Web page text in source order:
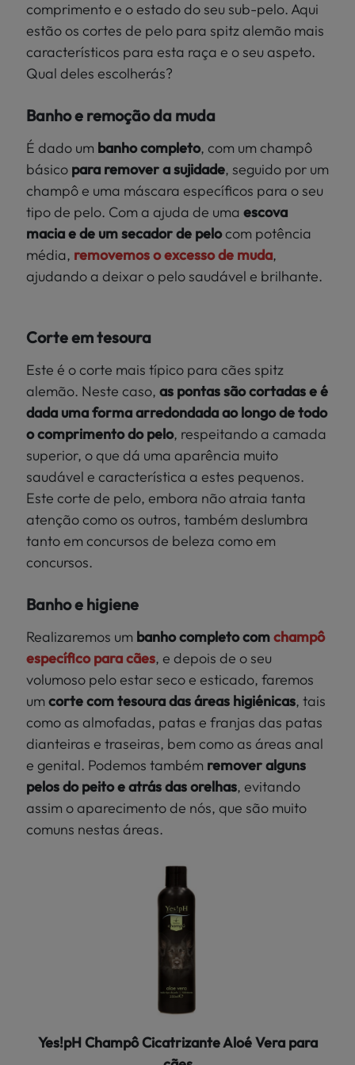
comprimento e o estado do seu sub-pelo. Aqui
estão os cortes de pelo para spitz alemão mais
característicos para esta raça e o seu aspeto.
Qual deles escolherás?
Banho e remoção da muda
É dado um banho completo, com um champô
básico para remover a sujidade, seguido por um
champô e uma máscara específicos para o seu
tipo de pelo. Com a ajuda de uma escova
macia e de um secador de pelocom potência
média, removemos o excesso de muda,
ajudando a deixar o pelo saudável e brilhante.
Corte em tesoura
Este é o corte mais típico para cães spitz
alemão. Neste caso, as pontas são cortadas e é
dada uma forma arredondada ao longo de todo
o comprimento do pelo, respeitando a camada
superior, o que dá uma aparência muito
saudável e característica a estes pequenos.
Este corte de pelo, embora não atraia tanta
atenção como os outros, também deslumbra
tanto em concursos de beleza como em
concursos.
Banho e higiene
Realizaremos um banho completo comchampô
específico para cães, e depois de o seu
volumoso pelo estar seco e esticado, faremos
um corte com tesoura das áreas higiénicas, tais
como as almofadas, patas e franjas das patas
dianteiras e traseiras, bem como as áreas anal
e genital. Podemos também remover alguns
pelos do peito e atrás das orelhas, evitando
assim o aparecimento de nós, que são muito
comuns nestas áreas.
Yes!pH Champô Cicatrizante Aloé Vera para